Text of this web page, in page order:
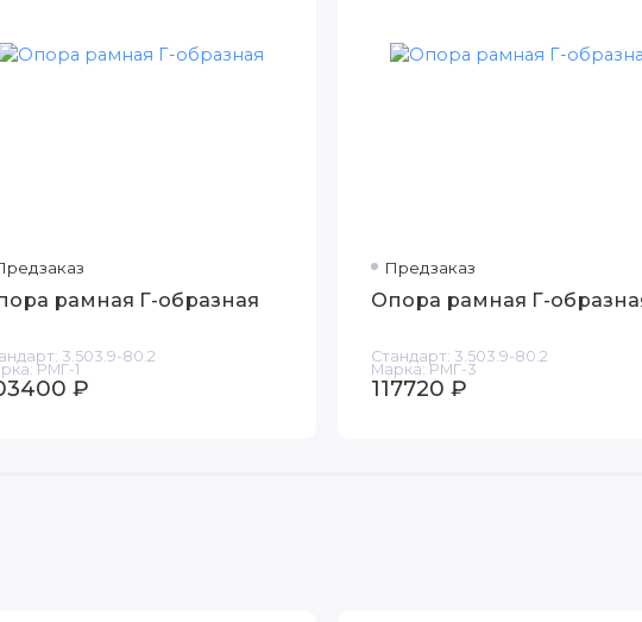
рамная Г-образная
РМГ-1
3.503.9-80.2
₽
Предзаказ
Опора рамная Г-
Марка: РМГ-3
Стандарт: 3.503.9-80.2
117720 ₽